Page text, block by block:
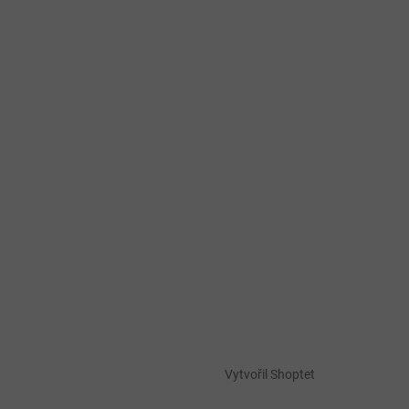
Vytvořil Shoptet